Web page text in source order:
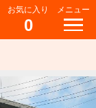
お気に入り
0
メニュー